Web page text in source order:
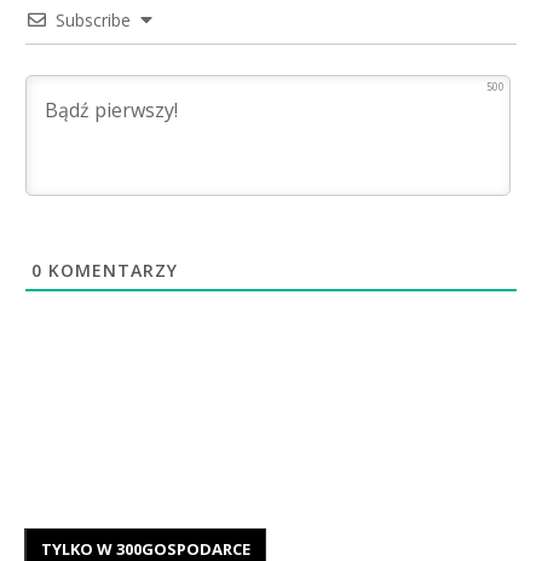
Subscribe
500
0 KOMENTARZY
TYLKO W 300GOSPODARCE